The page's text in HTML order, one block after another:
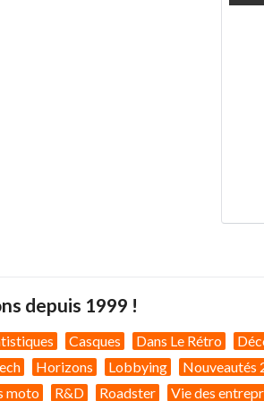
depuis 1999 !
Casques Dans Le Rétro
Horizons Lobbying
Nouveautés
moto R&D Roadster Vie des